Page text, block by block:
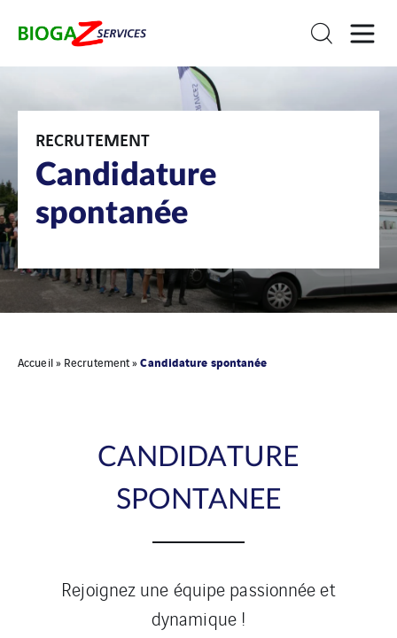
RECRUTEMENT
Candidature
spontanée
Accueil» Recrutement»Candidature spontanée
CANDIDATURE
SPONTANEE
Rejoignez une équipe passionnée et
dynamique !